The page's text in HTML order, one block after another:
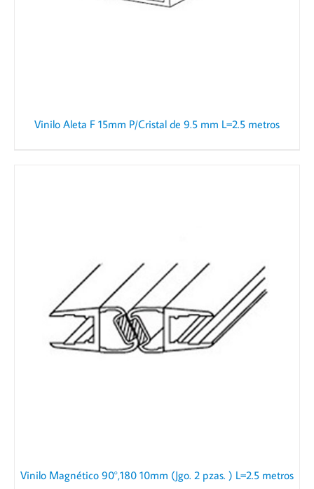
Vinilo Aleta F 15mm P/Cristal de 9.5 mm L=2.5 metros
Vinilo Magnético 90°,180 10mm (Jgo. 2 pzas. ) L=2.5 metros